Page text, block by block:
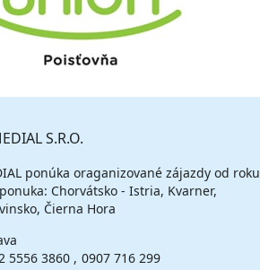
S.R.O.
ponúka oraganizované zájazdy od roku
Chorvátsko - Istria, Kvarner,
Čierna Hora
5556 3860
0907 716 299